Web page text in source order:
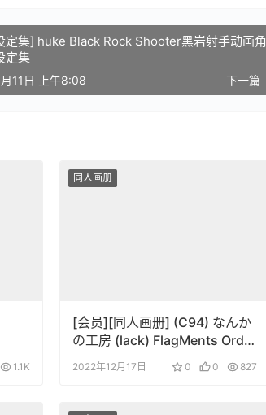
定集] huke Black Rock Shooter黑岩射手动画角
定集
下一篇
11日 上午8:08
1.1K
同人画册
[会员][同人画册] (C94) なんか
の工房 (lack) FlagMents Order
II (FateGrand Order)
2022年12月17日 0 0 827